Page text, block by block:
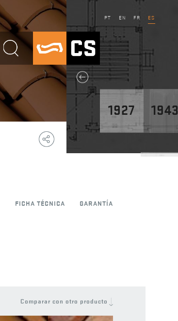
PT EN FR ES
1927
Copy
Link
Facebook
WhatsApp
FICHA TÉCNICA GARANTÍA
Comparar con otro producto